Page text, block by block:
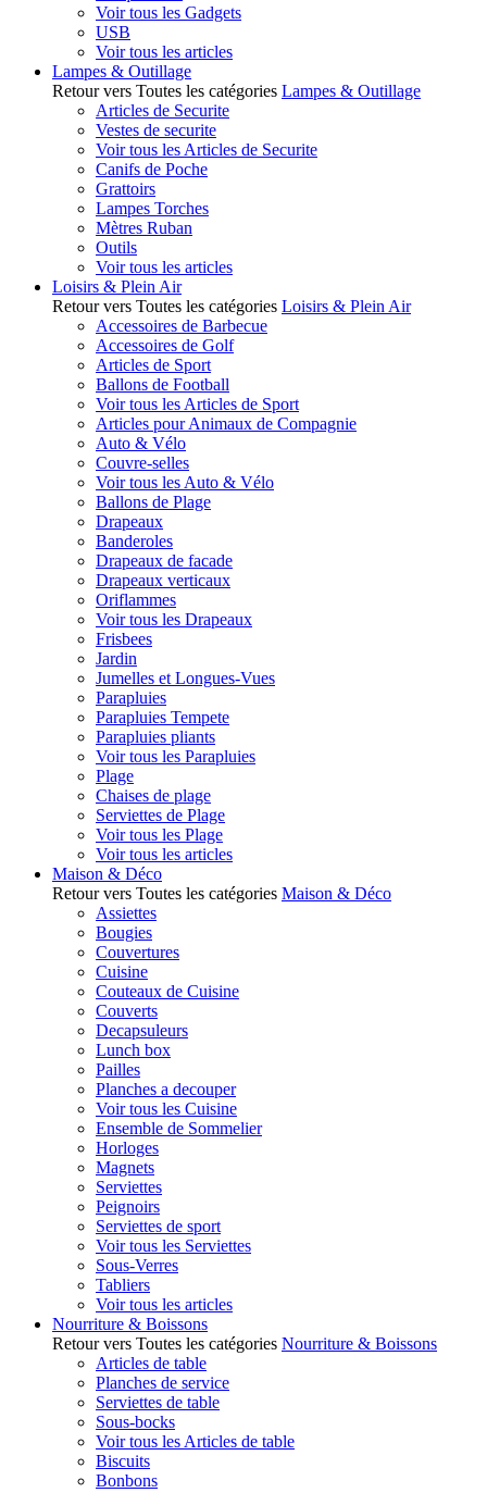
Voir tous les Gadgets
USB
Voir tous les articles
Lampes & Outillage
Retour vers Toutes les catégories Lampes & Outillage
Articles de Securite
Vestes de securite
Voir tous les Articles de Securite
Canifs de Poche
Grattoirs
Lampes Torches
Mètres Ruban
Outils
Voir tous les articles
Loisirs & Plein Air
Retour vers Toutes les catégories Loisirs & Plein Air
Accessoires de Barbecue
Accessoires de Golf
Articles de Sport
Ballons de Football
Voir tous les Articles de Sport
Articles pour Animaux de Compagnie
Auto & Vélo
Couvre-selles
Voir tous les Auto & Vélo
Ballons de Plage
Drapeaux
Banderoles
Drapeaux de facade
Drapeaux verticaux
Oriflammes
Voir tous les Drapeaux
Frisbees
Jardin
Jumelles et Longues-Vues
Parapluies
Parapluies Tempete
Parapluies pliants
Voir tous les Parapluies
Plage
Chaises de plage
Serviettes de Plage
Voir tous les Plage
Voir tous les articles
Maison & Déco
Retour vers Toutes les catégories Maison & Déco
Assiettes
Bougies
Couvertures
Cuisine
Couteaux de Cuisine
Couverts
Decapsuleurs
Lunch box
Pailles
Planches a decouper
Voir tous les Cuisine
Ensemble de Sommelier
Horloges
Magnets
Serviettes
Peignoirs
Serviettes de sport
Voir tous les Serviettes
Sous-Verres
Tabliers
Voir tous les articles
Nourriture & Boissons
Retour vers Toutes les catégories Nourriture & Boissons
Articles de table
Planches de service
Serviettes de table
Sous-bocks
Voir tous les Articles de table
Biscuits
Bonbons